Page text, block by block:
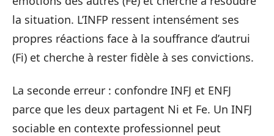
la situation. L’INFP ressent intensément ses
propres réactions face à la souffrance d’autrui
(Fi) et cherche à rester fidèle à ses convictions.
La seconde erreur : confondre INFJ et ENFJ
parce que les deux partagent Ni et Fe. Un INFJ
sociable en contexte professionnel peut